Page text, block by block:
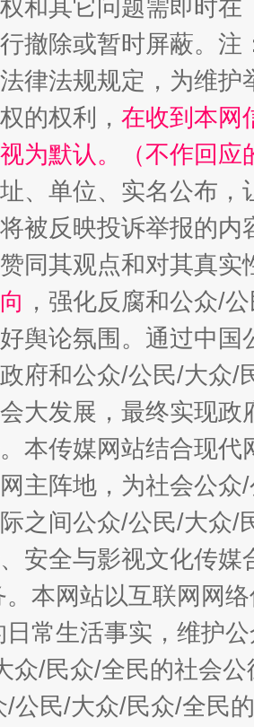
山、麦地、白藏房 除
工荒背后
和其它问题需即时在
撤除或暂时屏蔽。
律法规规定，为维
的权利， 在收到本网
为默认。（不作回应
、单位、实名公布
被反映投诉举报的
同其观点和对其真实
，强化反腐和公众/
舆论氛围。通过中
府和公众/公民/大众/
大发展，最终实现
本传媒网站结合现
主阵地，为社会公
之间公众/公民/大众/
安全与影视文化传
本网站以互联网网
日常生活事实，维护
众/民众/全民的社会公
/公民/大众/民众/全民